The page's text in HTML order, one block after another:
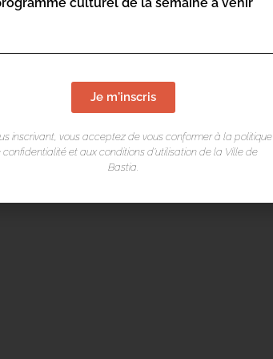
Je m'inscris
inscrivant, vous acceptez de vous conformer à la politique
confidentialité et aux conditions d’utilisation de la Ville de
Bastia.